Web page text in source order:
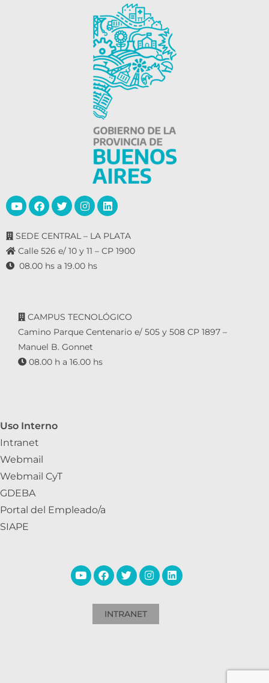
SEDE CENTRAL – LA PLATA
Calle 526 e/ 10 y 11 – CP 1900
08.00 hs a 19.00 hs
CAMPUS TECNOLÓGICO
Camino Parque Centenario e/ 505 y 508 CP 1897 –
Manuel B. Gonnet
08.00 h a 16.00 hs
Uso Interno
Intranet
Webmail
Webmail CyT
GDEBA
Portal del Empleado/a
SIAPE
INTRANET